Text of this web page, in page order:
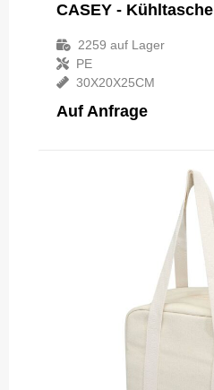
CASEY - Kühltasche
2259 auf Lager
PE
30X20X25CM
Auf Anfrage